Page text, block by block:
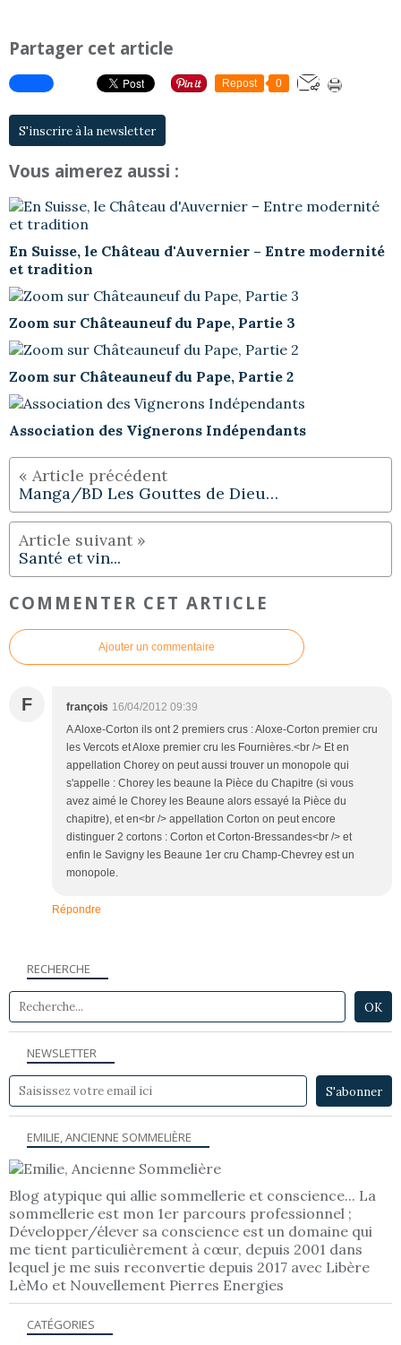
Partager cet article
Repost 0
S'inscrire à la newsletter
Vous aimerez aussi :
En Suisse, le Château d'Auvernier – Entre modernité
et tradition
Zoom sur Châteauneuf du Pape, Partie 3
Zoom sur Châteauneuf du Pape, Partie 2
Association des Vignerons Indépendants
Manga/BD Les Gouttes de Dieu…
Santé et vin...
COMMENTER CET ARTICLE
Ajouter un commentaire
F françois 16/04/2012 09:39
A Aloxe-Corton ils ont 2 premiers crus : Aloxe-Corton premier cru
les Vercots et Aloxe premier cru les Fournières.<br /> Et en
appellation Chorey on peut aussi trouver un monopole qui
s'appelle : Chorey les beaune la Pièce du Chapitre (si vous
avez aimé le Chorey les Beaune alors essayé la Pièce du
chapitre), et en<br /> appellation Corton on peut encore
distinguer 2 cortons : Corton et Corton-Bressandes<br /> et
enfin le Savigny les Beaune 1er cru Champ-Chevrey est un
monopole.
Répondre
NEWSLETTER
RECHERCHE
EMILIE, ANCIENNE SOMMELIÈRE
Blog atypique qui allie sommellerie et conscience... La
sommellerie est mon 1er parcours professionnel ;
Développer/élever sa conscience est un domaine qui
me tient particulièrement à cœur, depuis 2001 dans
lequel je me suis reconvertie depuis 2017 avec Libère
LèMo et Nouvellement Pierres Energies
CATÉGORIES